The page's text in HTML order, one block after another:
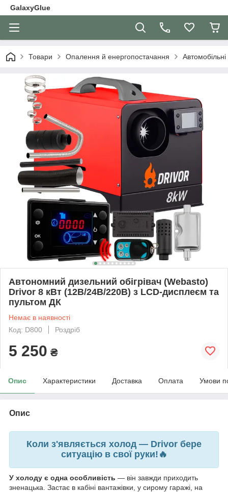
GalaxyGlue
Товари Опалення й енергопостачання Автомобільні
Автономний дизельний обігрівач (Webasto)
Drivor 8 кВт (12В/24В/220В) з LCD-дисплеєм та
пультом ДК
Немає в наявності
Код: D800
Роздріб
5 250 ₴
Опис Характеристики Доставка Оплата Умови
Опис
Коли з'являється холод — Drivor бере
ситуацію в свої руки!🔥
У холоду є одна особливість — він завжди приходить
зненацька. Застає в кабіні вантажівки, у сирому гаражі, на